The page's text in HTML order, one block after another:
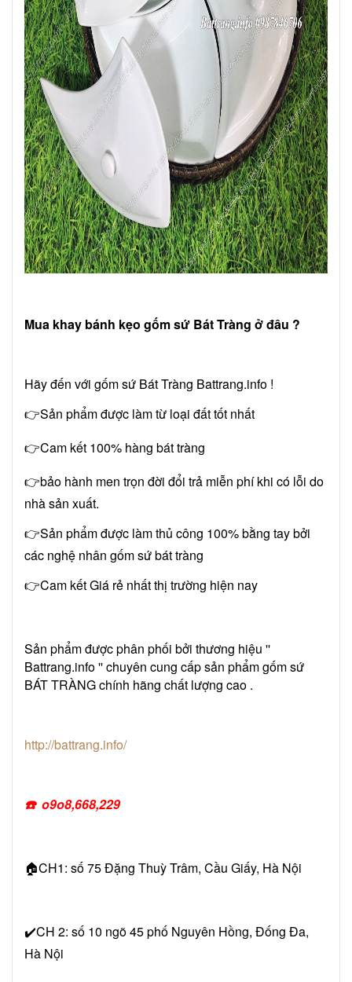
Mua khay bánh kẹo gốm sứ Bát Tràng ở đâu ?
Hãy đến với gốm sứ Bát Tràng Battrang.info !
👉Sản phẩm được làm từ loại đất tốt nhất
👉Cam kết 100% hàng bát tràng
👉bảo hành men trọn đời đổi trả miễn phí khi có lỗi do
nhà sản xuất.
👉Sản phẩm được làm thủ công 100% bằng tay bởi
các nghệ nhân gốm sứ bát tràng
👉Cam kết Giá rẻ nhất thị trường hiện nay
Sản phẩm được phân phối bởi thương hiệu ''
Battrang.info '' chuyên cung cấp sản phẩm gốm sứ
BÁT TRÀNG chính hãng chất lượng cao .
http://battrang.info/
☎️ o9o8,668,229
🏠CH1: số 75 Đặng Thuỳ Trâm, Cầu Giấy, Hà Nội
✔️CH 2: số 10 ngõ 45 phố Nguyên Hồng, Đống Đa,
Hà Nội